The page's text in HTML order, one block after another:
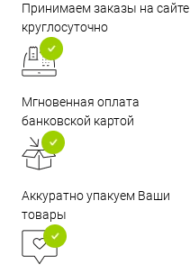
Принимаем заказы на сайте
круглосуточно
Мгновенная оплата
банковской картой
Аккуратно упакуем Ваши
товары